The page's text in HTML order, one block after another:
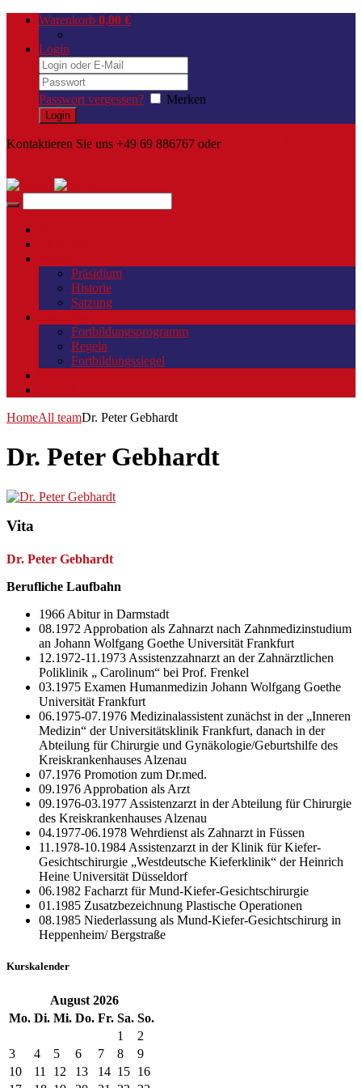
Warenkorb 0,00 €
Login
Passwort vergessen? Merken
Kontaktieren Sie uns +49 69 886767 oder
Präsidium
Historie
Satzung
Fortbildungsprogramm
Regeln
Fortbildungssiegel
HomeAll teamDr. Peter Gebhardt
Dr. Peter Gebhardt
Vita
Dr. Peter Gebhardt
Berufliche Laufbahn
1966 Abitur in Darmstadt
08.1972 Approbation als Zahnarzt nach Zahnmedizinstudium
an Johann Wolfgang Goethe Universität Frankfurt
12.1972-11.1973 Assistenzzahnarzt an der Zahnärztlichen
Poliklinik „ Carolinum“ bei Prof. Frenkel
03.1975 Examen Humanmedizin Johann Wolfgang Goethe
Universität Frankfurt
06.1975-07.1976 Medizinalassistent zunächst in der „Inneren
Medizin“ der Universitätsklinik Frankfurt, danach in der
Abteilung für Chirurgie und Gynäkologie/Geburtshilfe des
Kreiskrankenhauses Alzenau
07.1976 Promotion zum Dr.med.
09.1976 Approbation als Arzt
09.1976-03.1977 Assistenzarzt in der Abteilung für Chirurgie
des Kreiskrankenhauses Alzenau
04.1977-06.1978 Wehrdienst als Zahnarzt in Füssen
11.1978-10.1984 Assistenzarzt in der Klinik für Kiefer-
Gesichtschirurgie „Westdeutsche Kieferklinik“ der Heinrich
Heine Universität Düsseldorf
06.1982 Facharzt für Mund-Kiefer-Gesichtschirurgie
01.1985 Zusatzbezeichnung Plastische Operationen
08.1985 Niederlassung als Mund-Kiefer-Gesichtschirurg in
Heppenheim/ Bergstraße
Kurskalender
August2026
Mo. Di. Mi. Do. Fr. Sa. So.
1
2
3
4 5 6 7 8
9
10
11 12 13 14 15 16